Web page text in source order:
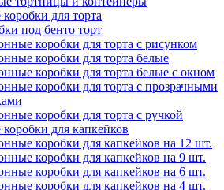
для торта
под бенто торт
коробки для торта с рисунком
коробки для торта белые
коробки для торта белые с окном
коробки для торта с прозрачными
коробки для торта с ручкой
для капкейков
коробки для капкейков на 12 шт.
коробки для капкейков на 9 шт.
коробки для капкейков на 6 шт.
коробки для капкейков на 4 шт.